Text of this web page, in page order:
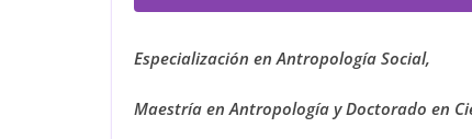
Especialización en Antropología Social,
Maestría en Antropología y Doctorado en